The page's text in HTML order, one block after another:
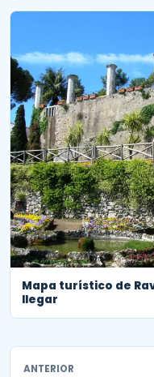
Mapa turístico de
llegar
ANTERIOR